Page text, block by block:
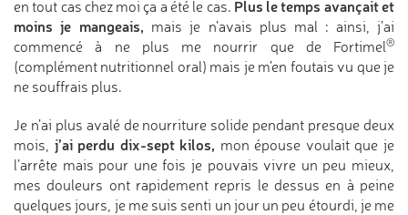
en tout cas chez moi ça a été le cas. Plus le temps avançait et
moins je mangeais, mais je n’avais plus mal : ainsi, j’ai
commencé à ne plus me nourrir que de Fortimel®
(complément nutritionnel oral) mais je m’en foutais vu que je
ne souffrais plus.
Je n’ai plus avalé de nourriture solide pendant presque deux
mois, j’ai perdu dix-sept kilos, mon épouse voulait que je
l’arrête mais pour une fois je pouvais vivre un peu mieux,
mes douleurs ont rapidement repris le dessus en à peine
quelques jours, je me suis senti un jour un peu étourdi, je me